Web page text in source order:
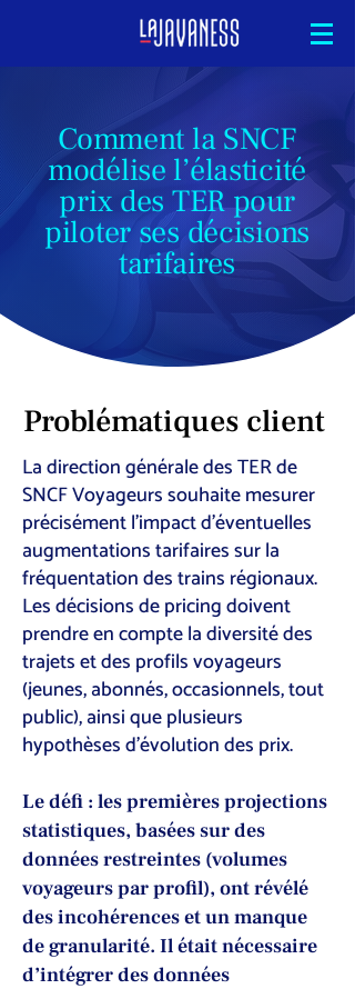
Comment la SNCF
modélise l’élasticité
prix des TER pour
piloter ses décisions
tarifaires
Problématiques client
La direction générale des TER de
SNCF Voyageurs souhaite mesurer
précisément l’impact d’éventuelles
augmentations tarifaires sur la
fréquentation des trains régionaux.
Les décisions de pricing doivent
prendre en compte la diversité des
trajets et des profils voyageurs
(jeunes, abonnés, occasionnels, tout
public), ainsi que plusieurs
hypothèses d’évolution des prix.
Le défi : les premières projections
statistiques, basées sur des
données restreintes (volumes
voyageurs par profil), ont révélé
des incohérences et un manque
de granularité. Il était nécessaire
d’intégrer des données